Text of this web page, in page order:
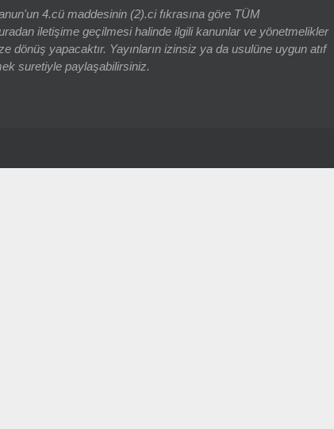
4.cü maddesinin (2).ci fıkrasına göre TÜM
iletişime geçilmesi halinde ilgili kanunlar ve yönetmelikler
yapacaktır. Yayınların izinsiz ya da usulüne uygun atıf
suretiyle paylaşabilirsiniz.